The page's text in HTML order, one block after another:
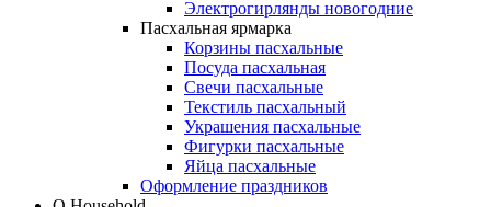
Электрогирлянды новогодние
Пасхальная ярмарка
Корзины пасхальные
Посуда пасхальная
Свечи пасхальные
Текстиль пасхальный
Украшения пасхальные
Фигурки пасхальные
Яйца пасхальные
Оформление праздников